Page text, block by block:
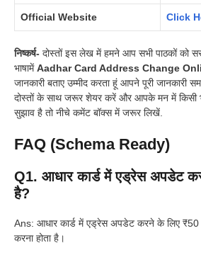
Official Website Click
निष्कर्ष- दोस्तों इस लेख में हमने आप सभी पाठकों को
भाषामेंAadhar Card Address Change
जानकारी बताए उम्मीद करता हूं आपने पूरी जानकारी
दोस्तों के साथ जरूर शेयर करें और आपके मन में किसी
सुझाव है तो नीचे कमेंट बॉक्स में जरूर लिखें.
FAQ (Schema Ready)
Q1. आधार कार्ड में एड्रेस अपडेट
है?
Ans: आधार कार्ड में एड्रेस अपडेट करने के लिए
करना होता है।